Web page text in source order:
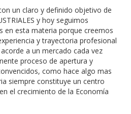
un claro y definido objetivo de
y hoy seguimos
en esta materia porque creemos
y trayectoria profesional
a un mercado cada vez
proceso de apertura y
como hace algo mas
siempre constituye un centro
el crecimiento de la Economía